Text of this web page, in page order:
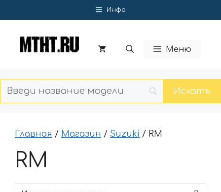
к
Инфо
Меню
Главная / Магазин / Suzuki / RM
RM